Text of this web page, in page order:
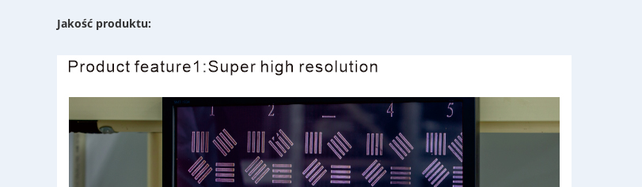
Jakość produktu: